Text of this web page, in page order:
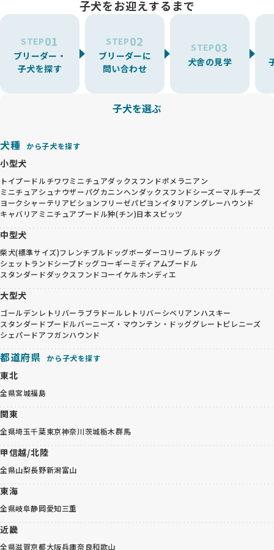
子犬をお迎えするまで
STEP01
ブリーダー・
子犬を探す
STEP02
ブリーダーに
問い合わせ
STEP03
犬舎の見学
子犬を選ぶ
犬種 から子犬を探す
小型犬
トイプードルチワワミニチュアダックスフンドポメラニアン
ミニチュアシュナウザーパグカニンヘンダックスフンドシーズーマルチーズ
ヨークシャーテリアビションフリーゼパピヨンイタリアングレーハウンド
キャバリア ミニチュアプードル狆(チン)日本スピッツ
中型犬
柴犬(標準サイズ)フレンチブルドッグボーダーコリーブルドッグ
シェットランドシープドッグコーギーミディアムプードル
スタンダードダックスフンドコーイケルホンディエ
大型犬
ゴールデンレトリバー ラブラドールレトリバーシベリアンハスキー
スタンダードプードルバーニーズ・マウンテン・ドッググレートピレニーズ
シェパードアフガンハウンド
都道府県 から子犬を探す
東北
全県宮城福島
関東
全県埼玉千葉東京神奈川茨城栃木群馬
甲信越/北陸
全県山梨長野新潟富山
東海
全県岐阜静岡愛知三重
近畿
全県滋賀京都大阪兵庫奈良和歌山